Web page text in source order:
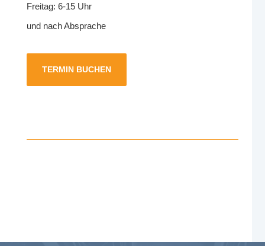
Freitag: 6-15 Uhr
und nach Absprache
TERMIN BUCHEN